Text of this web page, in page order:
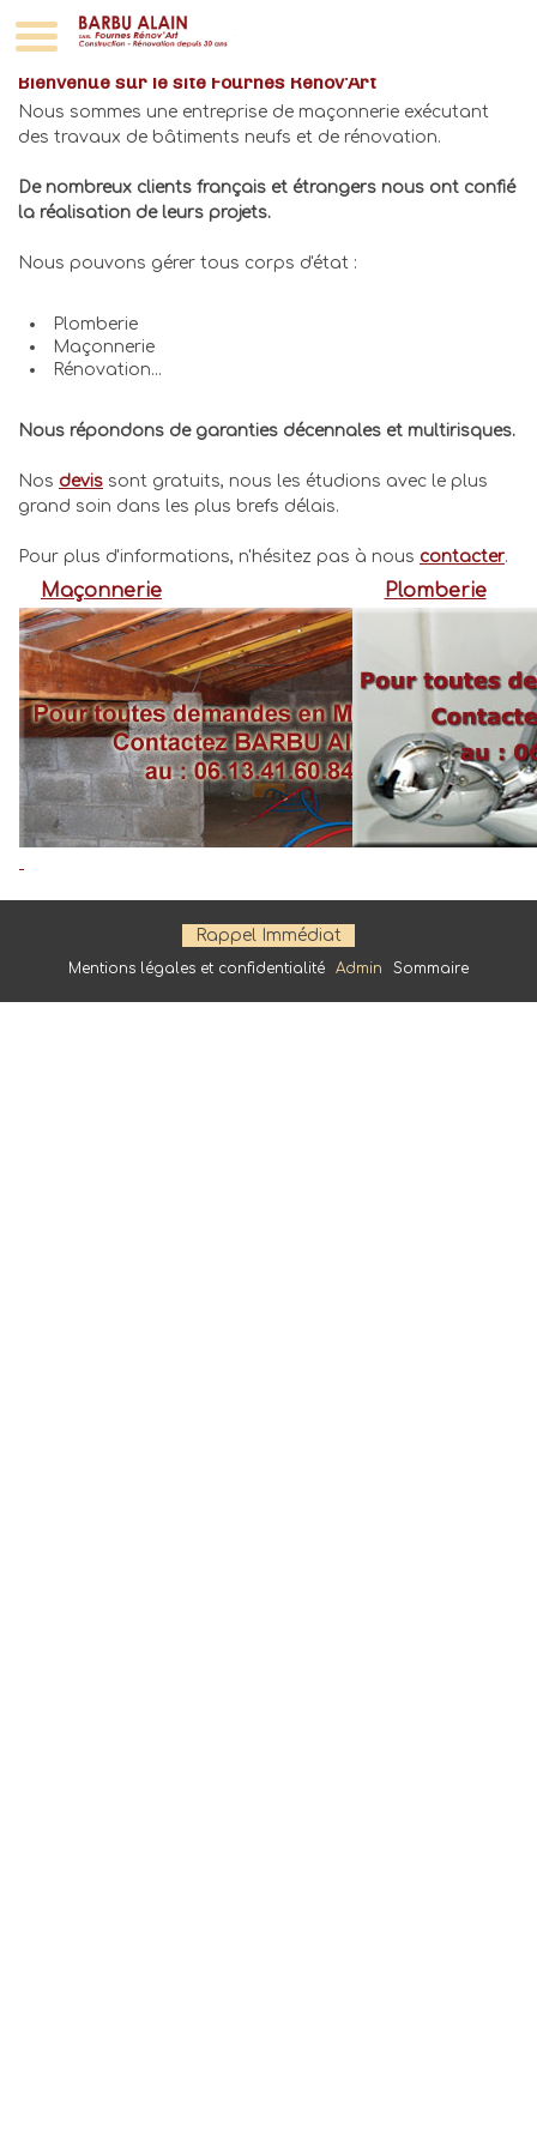
Bienvenue sur le site Fournes Rénov'Art
Nous sommes une entreprise de maçonnerie exécutant
des travaux de bâtiments neufs et de rénovation.
De nombreux clients français et étrangers nous ont confié
la réalisation de leurs projets.
Nous pouvons gérer tous corps d'état :
Plomberie
Maçonnerie
Rénovation...
Nous répondons de garanties décennales et multirisques.
Nos devis sont gratuits, nous les étudions avec le plus
grand soin dans les plus brefs délais.
Pour plus d'informations, n'hésitez pas à nous contacter.
Maçonnerie Plomberie
Rappel Immédiat
Mentions légales et confidentialité Admin Sommaire